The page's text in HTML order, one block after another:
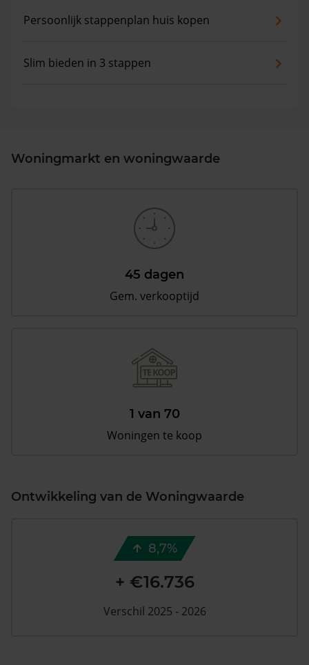
Persoonlijk stappenplan huis kopen
Slim bieden in 3 stappen
Woningmarkt en woningwaarde
45 dagen
Gem. verkooptijd
1 van 70
Woningen te koop
Ontwikkeling van de Woningwaarde
8,7%
+ €16.736
Verschil 2025 - 2026